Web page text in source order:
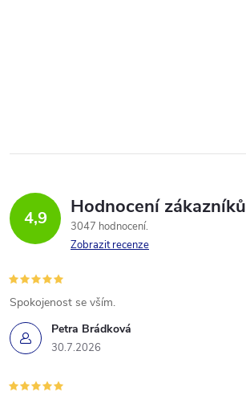
4,9 Hodnocení zákazníků
3047 hodnocení
Zobrazit recenze
Petra Brádková
30.7.2026
Spokojenost se vším.